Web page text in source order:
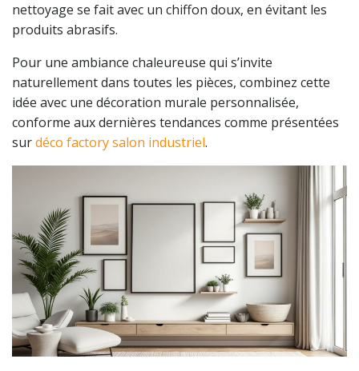
nettoyage se fait avec un chiffon doux, en évitant les
produits abrasifs.
Pour une ambiance chaleureuse qui s’invite
naturellement dans toutes les pièces, combinez cette
idée avec une décoration murale personnalisée,
conforme aux dernières tendances comme présentées
surdéco factory salon industriel.